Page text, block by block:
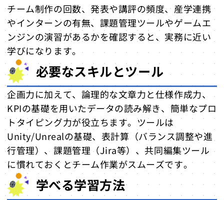
チーム制作の回数、発表や講評の頻度、産学連携
やインターンの有無、課題管理ツールやゲームエ
ンジンの演習があるかを確認すると、実務に近い
学びになります。
必要なスキルとツール
企画力に加えて、論理的な文章力と仕様作成力、
KPIの基礎を用いたデータの読み解き、簡単なプロ
トタイピング力が役立ちます。ツールは
Unity/Unrealの基礎、表計算（バランス調整や進
行管理）、課題管理（Jira等）、共同編集ツール
に慣れておくとチーム作業がスムーズです。
学べる学習方法